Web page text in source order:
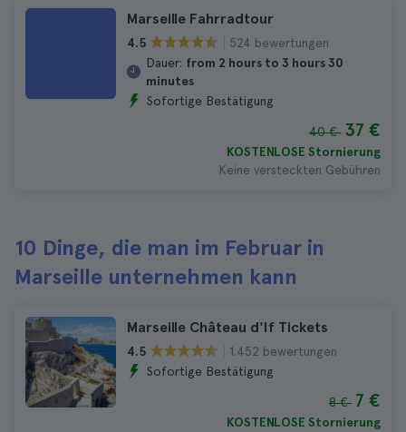
Marseille Fahrradtour
4.5
524 bewertungen
Dauer: from 2 hours to 3 hours 30
minutes
Sofortige Bestätigung
40 € 37 €
KOSTENLOSE Stornierung
Keine versteckten Gebühren
10 Dinge, die man im Februar in
Marseille unternehmen kann
Marseille Château d'If Tickets
4.5
1.452 bewertungen
Sofortige Bestätigung
8 € 7 €
KOSTENLOSE Stornierung